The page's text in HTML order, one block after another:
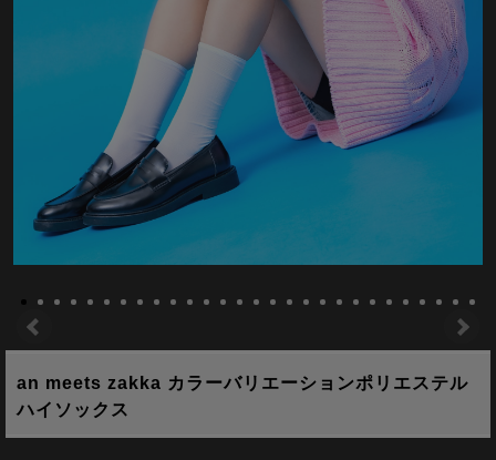
an meets zakka カラーバリエーションポリエステル
ハイソックス